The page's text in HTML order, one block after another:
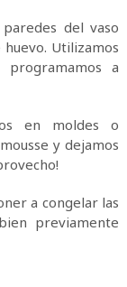
del vaso
Utilizamos
a
en moldes o
y dejamos
a congelar las
previamente